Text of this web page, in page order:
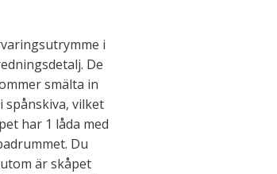
i
De
smälta in
vilket
har 1 låda med
Du
är skåpet